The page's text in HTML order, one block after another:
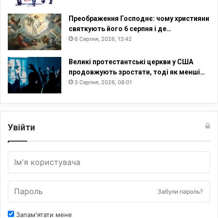
і
с
т
о
р
и
ч
н
с
і
Преображення Господнє: чому християни
святкують його 6 серпня і де…
6 Серпня, 2026, 13:42
Великі протестантські церкви у США
продовжують зростати, тоді як менші…
3 Серпня, 2026, 08:01
Увійти
Забули пароль?
Запам'ятати мене